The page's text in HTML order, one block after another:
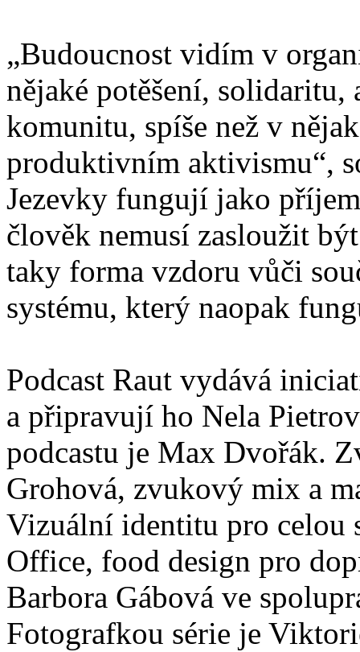
„Budoucnost vidím v
nějaké potěšení,
komunitu, spíše než v
produktivním aktivismu“,
Jezevky fungují jako
člověk nemusí zasloužit
taky forma vzdoru vůči
systému, který naopak
Podcast Raut vydává
a připravují ho Nela
podcastu je Max Dvořák.
Grohová, zvukový mix a
Vizuální identitu pro celou
Office, food design pro
Barbora Gábová ve
Fotografkou série je